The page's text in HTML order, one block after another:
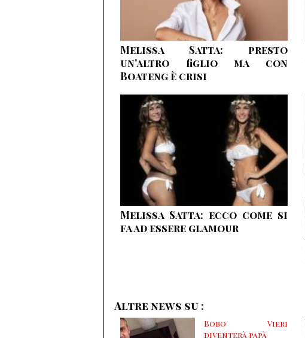
Melissa Satta: presto
un'altro figlio ma con
Boateng è crisi
Melissa Satta: ecco come si
fa ad essere glamour
Altre news su :
Bobo Vieri
diventerà papà